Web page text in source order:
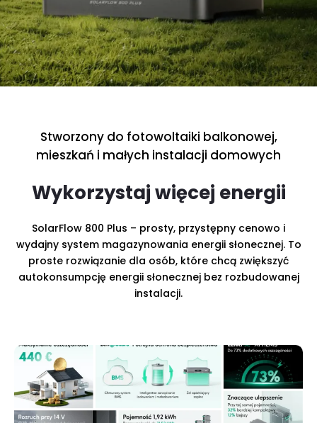
c
z
n
i
k
Stworzony do fotowoltaiki balkonowej,
mieszkań i małych instalacji domowych
Wykorzystaj więcej energii
SolarFlow 800 Plus – prosty, przystępny cenowo i
wydajny system magazynowania energii słonecznej. To
proste rozwiązanie dla osób, które chcą zwiększyć
autokonsumpcję energii słonecznej bez rozbudowanej
instalacji.